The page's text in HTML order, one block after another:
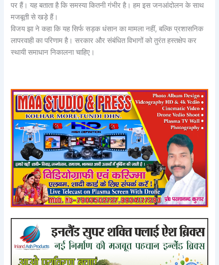
पर हैं। यह बताता है कि समस्या कितनी गंभीर है। हम इस जनआंदोलन के साथ
मजबूती से खड़े हैं।
विजय झा ने कहा कि यह सिर्फ सड़क धंसान का मामला नहीं, बल्कि प्रशासनिक
लापरवाही का परिणाम है। सरकार और संबंधित विभागों को तुरंत हस्तक्षेप कर
स्थायी समाधान निकालना चाहिए।